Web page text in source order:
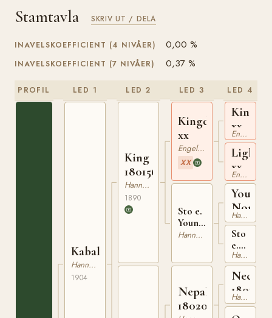
Stamtavla SKRIV UT / DELA
INAVELSKOEFFICIENT (4 NIVÅER) 0,00 %
INAVELSKOEFFICIENT (7 NIVÅER) 0,37 %
PROFIL LED 1
Kabal
Hannoveranare
1904
LED 2
King
180156790
Hannoveranare
1890
LED 3
Kingdom
xx
Engelskt Fullblod
XX
Sto e.
Young
Norfolk
Hannoveranare
Nepal
180200894
LED 4
xx
Engelskt Fullblod
Light
xx
Engelskt Fullblod
Young
Hannoveranare
Sto
e.
The
Nigger
xx
Hannoveranare
Neckar
Hannoveranare